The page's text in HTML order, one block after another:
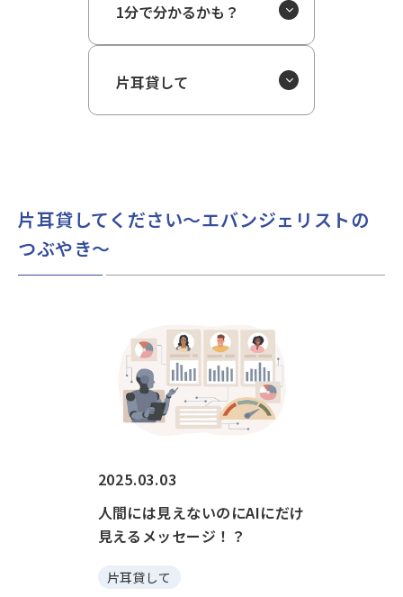
1分で分かるかも？
片耳貸して
片耳貸してください～エバンジェリストの
つぶやき～
2025.03.03
人間には見えないのにAIにだけ
見えるメッセージ！？
片耳貸して